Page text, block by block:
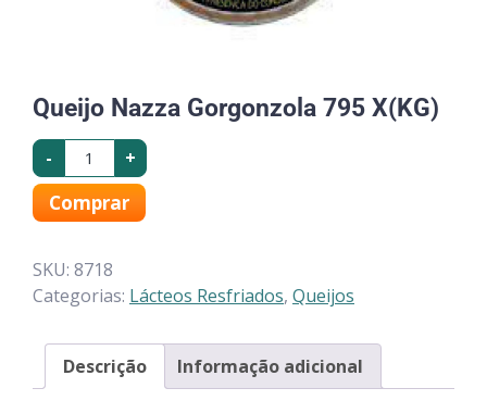
Queijo Nazza Gorgonzola 795 X(KG)
- +
Comprar
SKU: 8718
Categorias: Lácteos Resfriados, Queijos
Descrição Informação adicional